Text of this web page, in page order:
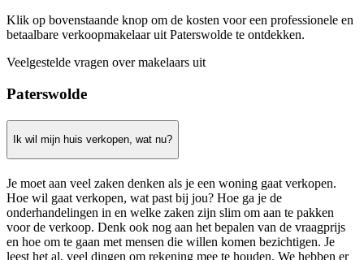
Klik op bovenstaande knop om de kosten voor een professionele en
betaalbare verkoopmakelaar uit Paterswolde te ontdekken.
Veelgestelde vragen over makelaars uit
Paterswolde
Ik wil mijn huis verkopen, wat nu?
Je moet aan veel zaken denken als je een woning gaat verkopen.
Hoe wil gaat verkopen, wat past bij jou? Hoe ga je de
onderhandelingen in en welke zaken zijn slim om aan te pakken
voor de verkoop. Denk ook nog aan het bepalen van de vraagprijs
en hoe om te gaan met mensen die willen komen bezichtigen. Je
leest het al, veel dingen om rekening mee te houden. We hebben er